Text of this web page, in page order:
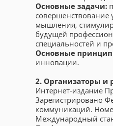
Основные задачи:
совершенствование
мышления,
будущей
специальностей и
Основные
инновации.
2. Организаторы и
Интернет-издание
Зарегистрировано
коммуникаций.
Международный